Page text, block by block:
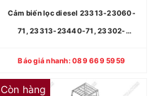
Cảm biến lọc diesel 23313-23060-
71, 23313-23440-71, 23302-
Báo giá nhanh: 089 669 5959
Còn hàng